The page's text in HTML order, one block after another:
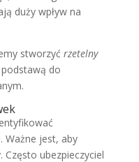
duży wpływ na
stworzyć rzetelny
do
Ważne jest, aby
Często ubezpieczyciel